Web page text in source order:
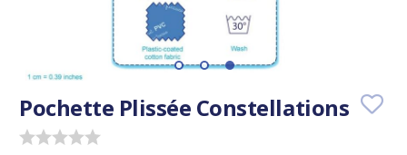
Pochette Plissée Constellations